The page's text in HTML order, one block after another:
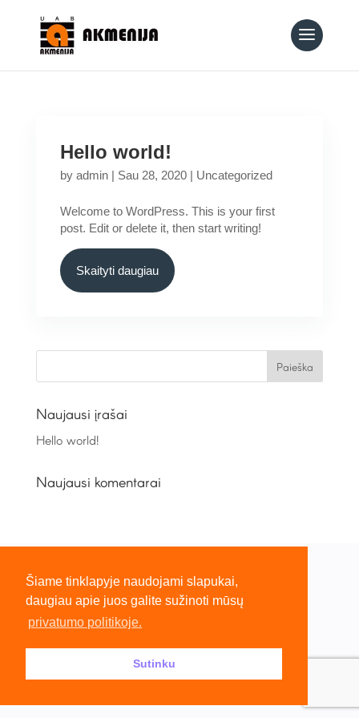
Hello world!
by admin| Sau 28, 2020| Uncategorized
Welcome to WordPress. This is your first
post. Edit or delete it, then start writing!
Skaityti daugiau
Naujausi įrašai
Hello world!
Naujausi komentarai
Šiame tinklapyje naudojami slapukai,
daugiau apie juos galite sužinoti mūsų
privatumo politikoje.
Sutinku